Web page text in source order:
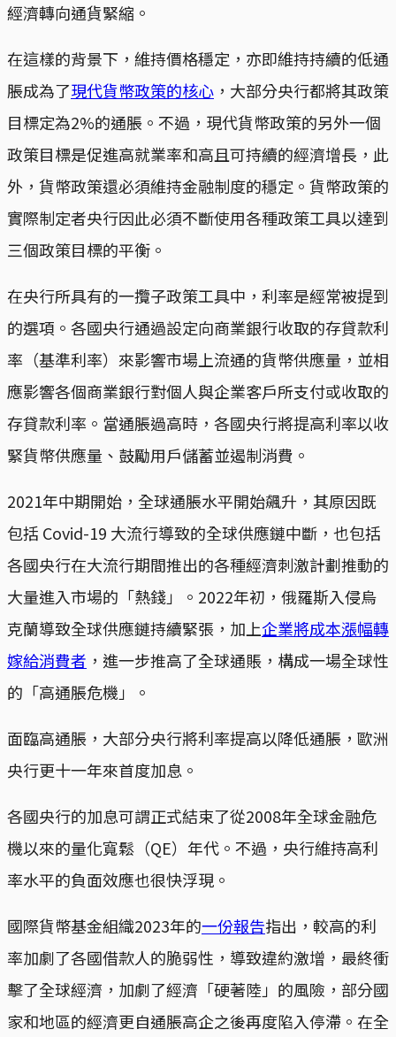
經濟轉向通貨緊縮。
在這樣的背景下，維持價格穩定，亦即維持持續的低通
脹成為了現代貨幣政策的核心 ，大部分央行都將其政策
目標定為2%的通脹。不過，現代貨幣政策的另外一個
政策目標是促進高就業率和高且可持續的經濟增長，此
外，貨幣政策還必須維持金融制度的穩定。貨幣政策的
實際制定者央行因此必須不斷使用各種政策工具以達到
三個政策目標的平衡。
在央行所具有的一攬子政策工具中，利率是經常被提到
的選項。各國央行通過設定向商業銀行收取的存貸款利
率（基準利率）來影響市場上流通的貨幣供應量，並相
應影響各個商業銀行對個人與企業客戶所支付或收取的
存貸款利率。當通脹過高時，各國央行將提高利率以收
緊貨幣供應量、鼓勵用戶儲蓄並遏制消費。
2021年中期開始，全球通脹水平開始飆升，其原因既
包括 Covid-19 大流行導致的全球供應鏈中斷，也包括
各國央行在大流行期間推出的各種經濟刺激計劃推動的
大量進入市場的「熱錢」。2022年初，俄羅斯入侵烏
克蘭導致全球供應鏈持續緊張，加上企業將成本漲幅轉
嫁給消費者 ，進一步推高了全球通賬，構成一場全球性
的「高通脹危機」。
面臨高通脹，大部分央行將利率提高以降低通脹，歐洲
央行更十一年來首度加息。
各國央行的加息可謂正式結束了從2008年全球金融危
機以來的量化寬鬆（QE）年代。不過，央行維持高利
率水平的負面效應也很快浮現。
國際貨幣基金組織2023年的一份報告指出，較高的利
率加劇了各國借款人的脆弱性，導致違約激增，最終衝
擊了全球經濟，加劇了經濟「硬著陸」的風險，部分國
家和地區的經濟更自通脹高企之後再度陷入停滯。在全